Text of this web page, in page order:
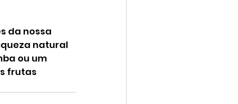
da nossa
natural
ou um
frutas